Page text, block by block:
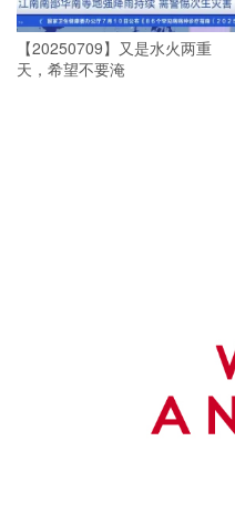
【20250709】又是水火两重
天，希望不要淹